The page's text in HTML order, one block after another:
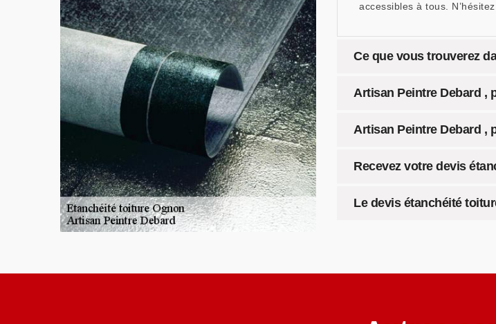
accessibles à tous.
Ce que vous trouverez
Artisan Peintre Debard ,
Artisan Peintre Debard ,
Recevez votre devis
Le devis étanchéité